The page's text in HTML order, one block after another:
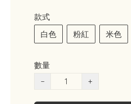
款式
白色
粉紅 米色
數量
−
+